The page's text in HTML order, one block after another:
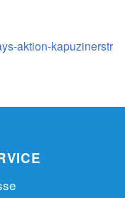
aktion-kapuzinerstr